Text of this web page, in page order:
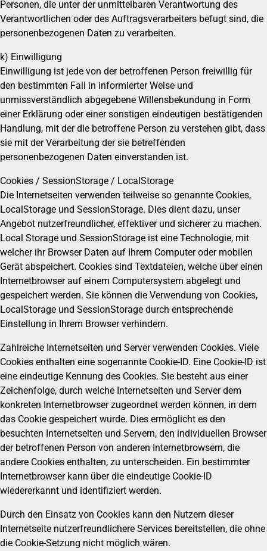
Personen, die unter der unmittelbaren Verantwortung des
Verantwortlichen oder des Auftragsverarbeiters befugt sind, die
personenbezogenen Daten zu verarbeiten.
k) Einwilligung
Einwilligung ist jede von der betroffenen Person freiwillig für
den bestimmten Fall in informierter Weise und
unmissverständlich abgegebene Willensbekundung in Form
einer Erklärung oder einer sonstigen eindeutigen bestätigenden
Handlung, mit der die betroffene Person zu verstehen gibt, dass
sie mit der Verarbeitung der sie betreffenden
personenbezogenen Daten einverstanden ist.
Cookies / SessionStorage / LocalStorage
Die Internetseiten verwenden teilweise so genannte Cookies,
LocalStorage und SessionStorage. Dies dient dazu, unser
Angebot nutzerfreundlicher, effektiver und sicherer zu machen.
Local Storage und SessionStorage ist eine Technologie, mit
welcher ihr Browser Daten auf Ihrem Computer oder mobilen
Gerät abspeichert. Cookies sind Textdateien, welche über einen
Internetbrowser auf einem Computersystem abgelegt und
gespeichert werden. Sie können die Verwendung von Cookies,
LocalStorage und SessionStorage durch entsprechende
Einstellung in Ihrem Browser verhindern.
Zahlreiche Internetseiten und Server verwenden Cookies. Viele
Cookies enthalten eine sogenannte Cookie-ID. Eine Cookie-ID ist
eine eindeutige Kennung des Cookies. Sie besteht aus einer
Zeichenfolge, durch welche Internetseiten und Server dem
konkreten Internetbrowser zugeordnet werden können, in dem
das Cookie gespeichert wurde. Dies ermöglicht es den
besuchten Internetseiten und Servern, den individuellen Browser
der betroffenen Person von anderen Internetbrowsern, die
andere Cookies enthalten, zu unterscheiden. Ein bestimmter
Internetbrowser kann über die eindeutige Cookie-ID
wiedererkannt und identifiziert werden.
Durch den Einsatz von Cookies kann den Nutzern dieser
Internetseite nutzerfreundlichere Services bereitstellen, die ohne
die Cookie-Setzung nicht möglich wären.